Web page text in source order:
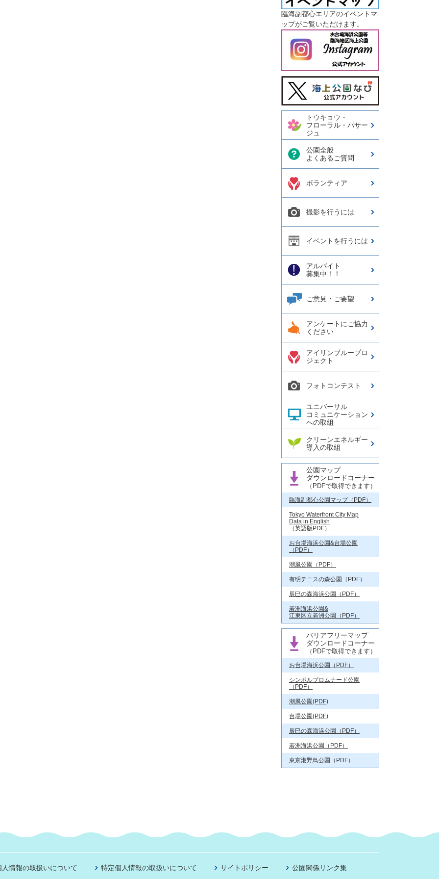
臨海副都心エリアのイベントマ
ップがご覧いただけます。
今日の東京港埠頭㈱【公式
X】
トウキョウ・
フローラル・パサー
ジュ
公園全般
よくあるご質問
ボランティア
撮影を行うには
イベントを行うには
アルバイト
募集中！！
ご意見・ご要望
アンケートにご協力
ください
アイリンブループロ
ジェクト
フォトコンテスト
ユニバーサル
コミュニケーション
への取組
クリーンエネルギー
導入の取組
公園マップ
ダウンロードコーナー
（PDFで取得できます）
臨海副都心公園マップ（PDF）
Tokyo Waterfront City Map
Data in English
（英語版PDF）
お台場海浜公園&台場公園
（PDF）
潮風公園（PDF）
有明テニスの森公園（PDF）
辰巳の森海浜公園（PDF）
若洲海浜公園&
江東区立若洲公園（PDF）
バリアフリーマップ
ダウンロードコーナー
（PDFで取得できます）
お台場海浜公園（PDF）
シンボルプロムナード公園
（PDF）
潮風公園(PDF)
台場公園(PDF)
辰巳の森海浜公園（PDF）
若洲海浜公園（PDF）
東京港野鳥公園（PDF）
人情報の取扱いについて 特定個人情報の取扱いについて サイトポリシー 公園関係リンク集